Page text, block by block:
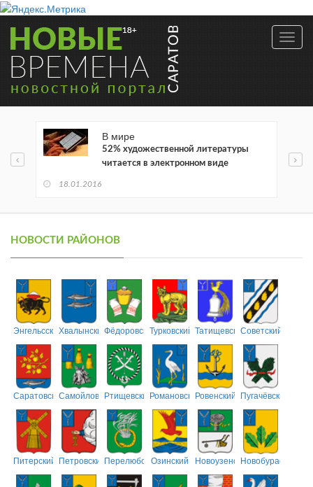
В мире
52% художественной литературы
читается в электронном виде
18.01.2016
НОВОСТИ РАЙОНОВ
ЭнгельсскийХвалынскийФёдоровскийТурковский ТатищевскийСоветский
СаратовскийСамойловскийРтищевскийРомановскийРовенский Пугачёвский
Питерский ПетровскийПерелюбскийОзинский НовоузенскийНовобурасский